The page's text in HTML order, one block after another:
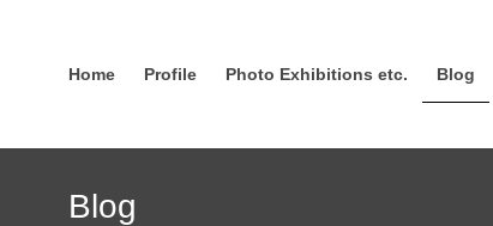
Home Profile Photo Exhibitions etc. Blog
Blog